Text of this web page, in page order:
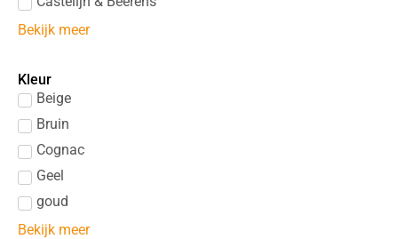
Bekijk meer
Kleur
Beige
Bruin
Cognac
Geel
goud
Bekijk meer